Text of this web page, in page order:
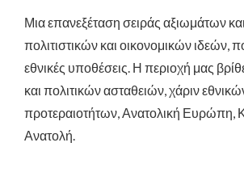
Μια επανεξέταση σειράς αξιωμάτων
πολιτιστικών και οικονομικών ιδεών,
εθνικές υποθέσεις. Η περιοχή μας
και πολιτικών ασταθειών, χάριν
προτεραιοτήτων, Ανατολική Ευρώπη,
Ανατολή.